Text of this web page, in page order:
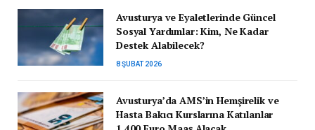
Avusturya ve Eyaletlerinde Güncel
Sosyal Yardımlar: Kim, Ne Kadar
Destek Alabilecek?
8 ŞUBAT 2026
Avusturya’da AMS’in Hemşirelik ve
Hasta Bakıcı Kurslarına Katılanlar